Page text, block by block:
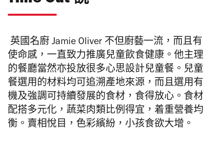
英國名廚 Jamie Oliver 不但廚藝一流 ，而且有
使命感， 一直致力推廣兒童飲食健康。他主理
的餐廳當然亦投放很多心思設計兒童餐。兒童
餐選用的材料均可追溯產地來源，而且選用有
機及強調可持續發展的食材，食得放心。食材
配搭多元化，蔬菜肉類比例得宜，着重營養均
衡。賣相悅目，色彩繽紛，小孩食欲大增。